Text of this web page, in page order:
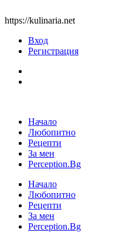
https://kulinaria.net
Вход
Регистрация
Начало
Любопитно
Рецепти
За мен
Perception.Bg
Начало
Любопитно
Рецепти
За мен
Perception.Bg